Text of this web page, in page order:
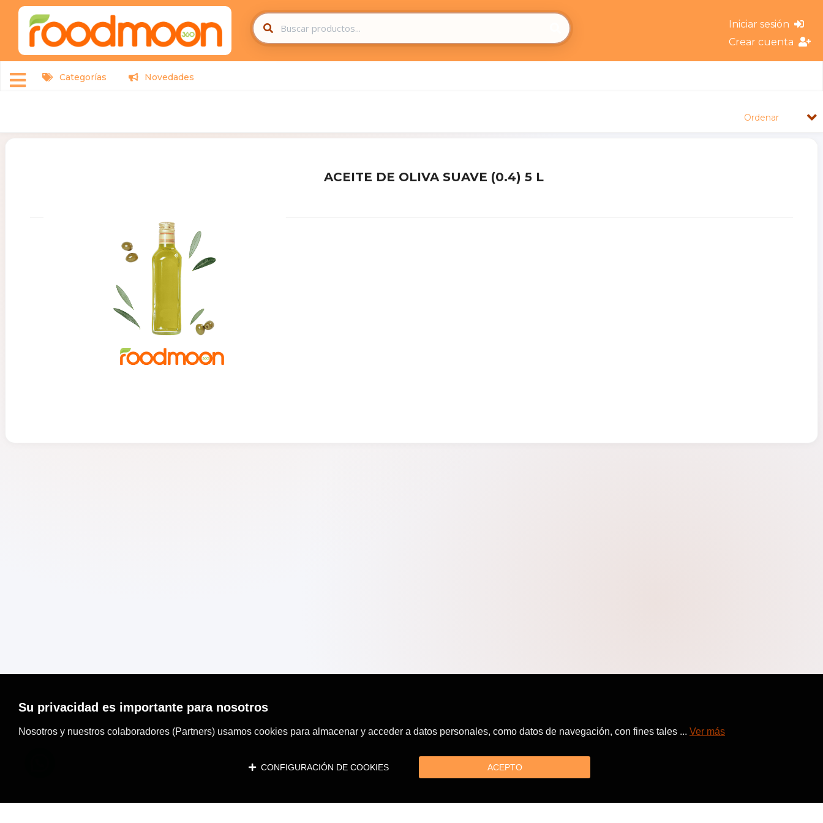
Iniciar sesión
Crear cuenta
Categorías Novedades
Ordenar
ACEITE DE OLIVA SUAVE (0.4) 5 L
Su privacidad es importante para nosotros
Nosotros y nuestros colaboradores (Partners) usamos cookies para almacenar y acceder a datos personales, como datos de navegación, con fines tales ... Ver más
CONFIGURACIÓN DE COOKIES ACEPTO